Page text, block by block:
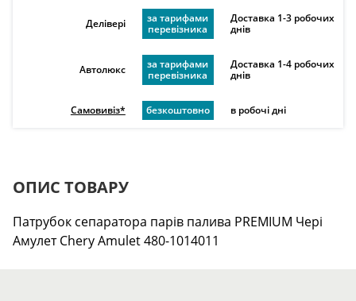
Делівері
за тарифами
перевізника
Доставка 1-3 робочих
днів
Автолюкс
за тарифами
перевізника
Доставка 1-4 робочих
днів
Самовивіз* безкоштовно в робочі дні
ОПИС ТОВАРУ
Патрубок сепаратора парів палива PREMIUM Чері
Амулет Chery Amulet 480-1014011